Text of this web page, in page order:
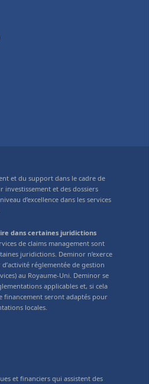
et du support dans le cadre de
investissement et des dossiers
d’excellence dans les services
dans certaines juridictions
de claims management sont
juridictions. Deminor n’exerce
d’activité réglementée de gestion
au Royaume-Uni. Deminor se
applicables et, si cela
financement seront adaptés pour
locales.
et financiers qui assistent des